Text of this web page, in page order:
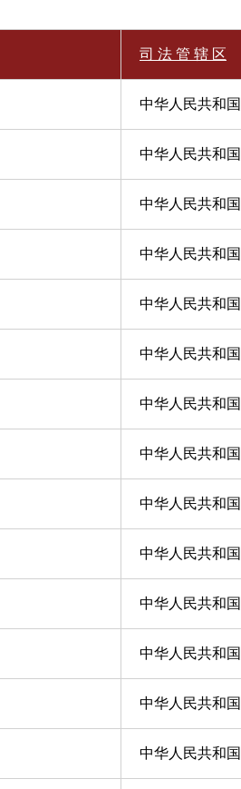
司 法 管 辖 区
中华人民共和国
中华人民共和国
中华人民共和国
中华人民共和国
中华人民共和国
中华人民共和国
中华人民共和国
中华人民共和国
中华人民共和国
中华人民共和国
中华人民共和国
中华人民共和国
中华人民共和国
中华人民共和国